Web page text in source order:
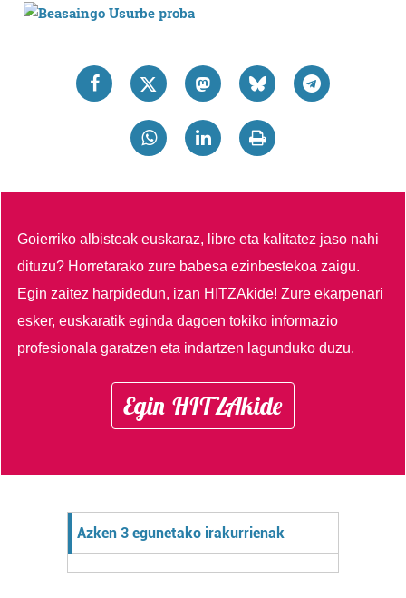
Goierriko albisteak euskaraz, libre eta kalitatez jaso nahi
dituzu? Horretarako zure babesa ezinbestekoa zaigu.
Egin zaitez harpidedun, izan HITZAkide!Zure ekarpenari
esker, euskaratik eginda dagoen tokiko informazio
profesionala garatzen eta indartzen lagunduko duzu.
Egin HITZAkide
Azken 3 egunetako irakurrienak